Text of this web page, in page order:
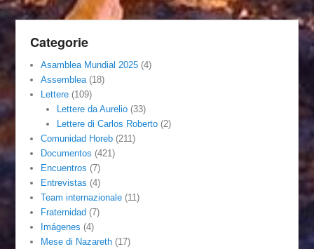
Categorie
Asamblea Mundial 2025 (4)
Assemblea (18)
Lettere (109)
Lettere da Aurelio(33)
Lettere di Carlos Roberto(2)
Comunidad Horeb (211)
Documentos (421)
Encuentros (7)
Entrevistas (4)
Team internazionale (11)
Fraternidad (7)
Imágenes (4)
Mese di Nazareth (17)